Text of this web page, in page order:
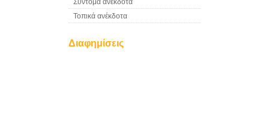
Σύντομα ανέκδοτα
Τοπικά ανέκδοτα
Διαφημίσεις